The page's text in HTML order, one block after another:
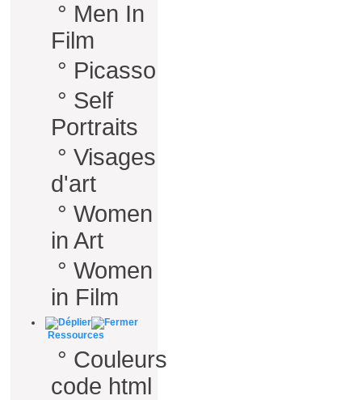
° Men In
Film
° Picasso
° Self
Portraits
° Visages
d'art
° Women
in Art
° Women
in Film
Ressources
° Couleurs
code html